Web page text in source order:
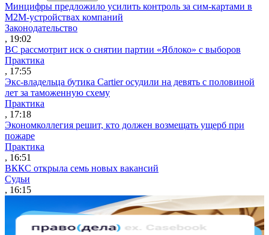
Минцифры предложило усилить контроль за сим-картами в
M2M-устройствах компаний
Законодательство
, 19:02
ВС рассмотрит иск о снятии партии «Яблоко» с выборов
Практика
, 17:55
Экс-владельца бутика Cartier осудили на девять с половиной
лет за таможенную схему
Практика
, 17:18
Экономколлегия решит, кто должен возмещать ущерб при
пожаре
Практика
, 16:51
ВККС открыла семь новых вакансий
Судьи
, 16:15